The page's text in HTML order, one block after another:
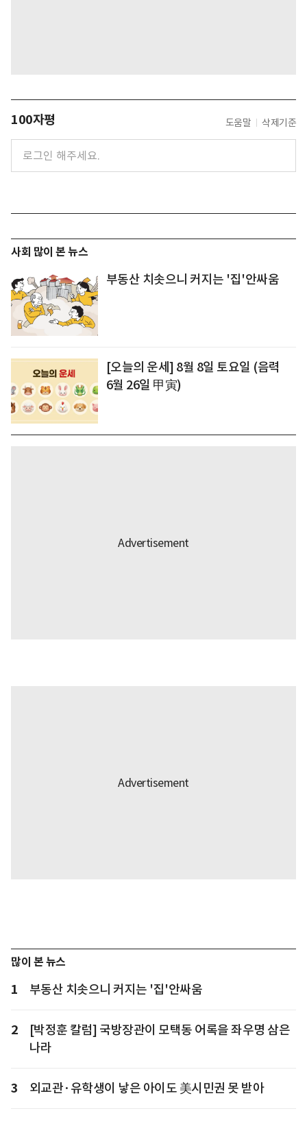
100자평 도움말 삭제기준
사회 많이 본 뉴스
부동산 치솟으니 커지는 '집'안싸움
[오늘의 운세] 8월 8일 토요일 (음력
6월 26일 甲寅)
많이 본 뉴스
1 부동산 치솟으니 커지는 '집'안싸움
2
[박정훈 칼럼] 국방장관이 모택동 어록을 좌우명 삼은
나라
3 외교관·유학생이 낳은 아이도 美시민권 못 받아